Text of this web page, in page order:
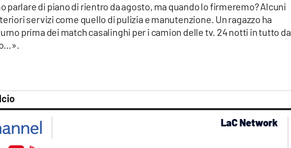
parlare di piano di rientro da agosto, ma quando lo firmeremo? Alcuni
servizi come quello di pulizia e manutenzione. Un ragazzo ha
prima dei match casalinghi per i camion delle tv. 24 notti in tutto da
LaC Network